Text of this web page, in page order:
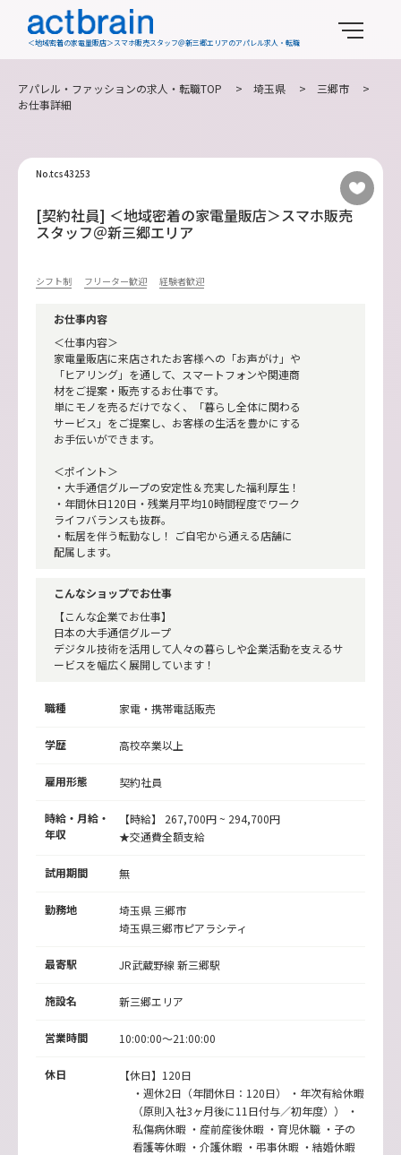
＜地域密着の家電量販店＞スマホ販売スタッフ＠新三郷エリアのアパレル求人・転職
アパレル・ファッションの求人・転職TOP > 埼玉県 > 三郷市 >
お仕事詳細
No.tcs43253
[契約社員] ＜地域密着の家電量販店＞スマホ販売
スタッフ＠新三郷エリア
シフト制 フリーター歓迎 経験者歓迎
お仕事内容
＜仕事内容＞
家電量販店に来店されたお客様への「お声がけ」や
「ヒアリング」を通して、スマートフォンや関連商
材をご提案・販売するお仕事です。
単にモノを売るだけでなく、「暮らし全体に関わる
サービス」をご提案し、お客様の生活を豊かにする
お手伝いができます。
＜ポイント＞
・大手通信グループの安定性＆充実した福利厚生！
・年間休日120日・残業月平均10時間程度でワーク
ライフバランスも抜群。
・転居を伴う転勤なし！ ご自宅から通える店舗に
配属します。
こんなショップでお仕事
【こんな企業でお仕事】
日本の大手通信グループ
デジタル技術を活用して人々の暮らしや企業活動を支えるサ
ービスを幅広く展開しています！
職種 家電・携帯電話販売
学歴 高校卒業以上
雇用形態 契約社員
時給・月給・
年収
【時給】 267,700円 ~ 294,700円
★交通費全額支給
試用期間 無
勤務地 埼玉県 三郷市
埼玉県三郷市ピアラシティ
最寄駅 JR武蔵野線 新三郷駅
施設名 新三郷エリア
営業時間 10:00:00～21:00:00
休日
【休日】120日
・週休2日（年間休日：120日） ・年次有給休暇
（原則入社3ヶ月後に11日付与／初年度）） ・
私傷病休暇 ・産前産後休暇 ・育児休職 ・子の
看護等休暇 ・介護休暇 ・弔事休暇 ・結婚休暇